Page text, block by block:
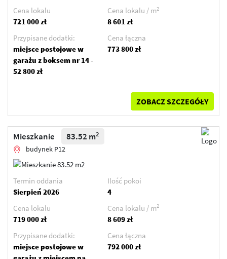
Cena lokalu
721 000 zł
Cena lokalu / m2
8 601 zł
Przypisane dodatki:
miejsce postojowe w
garażu z boksem nr 14 -
52 800 zł
Cena łączna
773 800 zł
ZOBACZ SZCZEGÓŁY
Mieszkanie 83.52 m2
budynek P12
Termin oddania
Sierpień 2026
Ilość pokoi
4
Cena lokalu
719 000 zł
Cena lokalu / m2
8 609 zł
Przypisane dodatki:
miejsce postojowe w
Cena łączna
792 000 zł